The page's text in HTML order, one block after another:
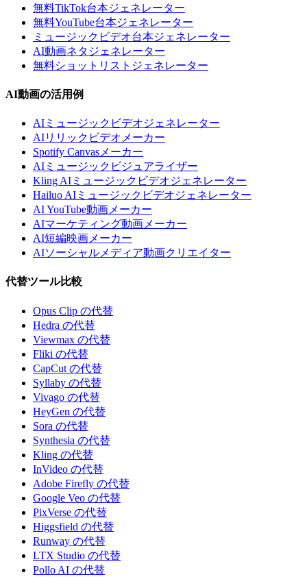
無料TikTok台本ジェネレーター
無料YouTube台本ジェネレーター
ミュージックビデオ台本ジェネレーター
AI動画ネタジェネレーター
無料ショットリストジェネレーター
AI動画の活用例
AIミュージックビデオジェネレーター
AIリリックビデオメーカー
Spotify Canvasメーカー
AIミュージックビジュアライザー
Kling AIミュージックビデオジェネレーター
Hailuo AIミュージックビデオジェネレーター
AI YouTube動画メーカー
AIマーケティング動画メーカー
AI短編映画メーカー
AIソーシャルメディア動画クリエイター
代替ツール比較
Opus Clip の代替
Hedra の代替
Viewmax の代替
Fliki の代替
CapCut の代替
Syllaby の代替
Vivago の代替
HeyGen の代替
Sora の代替
Synthesia の代替
Kling の代替
InVideo の代替
Adobe Firefly の代替
Google Veo の代替
PixVerse の代替
Higgsfield の代替
Runway の代替
LTX Studio の代替
Pollo AI の代替